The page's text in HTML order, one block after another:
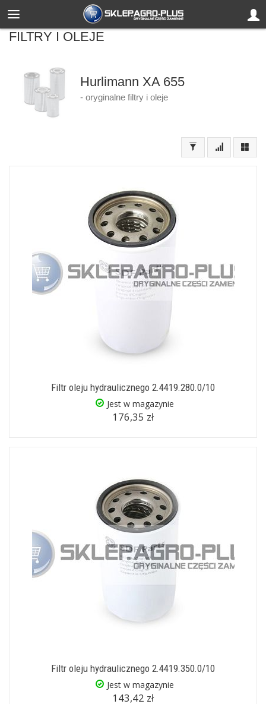
FILTRY I OLEJE
Hurlimann XA 655
- oryginalne filtry i oleje
Filtr oleju hydraulicznego 2.4419.280.0/10
Jest w magazynie
176,35 zł
Filtr oleju hydraulicznego 2.4419.350.0/10
Jest w magazynie
143,42 zł